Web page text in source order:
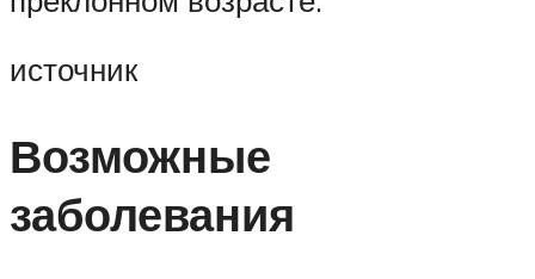
источник
Возможные
заболевания